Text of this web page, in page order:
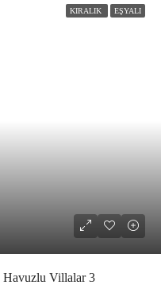
KIRALIK EŞYALI
Havuzlu Villalar 3